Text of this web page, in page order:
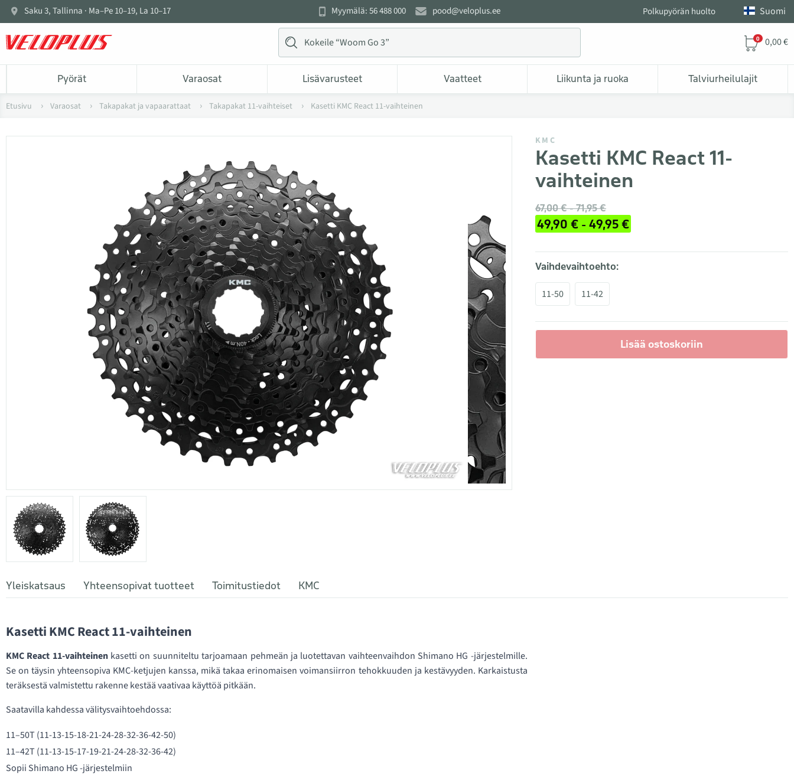
Saku 3, Tallinna · Ma–Pe 10–19, La 10–17 Myymälä: 56 488 000 pood@veloplus.ee Polkupyörän huolto Suomi
0 0,00 €
Pyörät Varaosat Lisävarusteet Vaatteet Liikunta ja ruoka Talviurheilulajit
Etusivu Varaosat Takapakat ja vapaarattaat Takapakat 11-vaihteiset Kasetti KMC React 11-vaihteinen
KMC
Kasetti KMC React 11-
vaihteinen
67,00 € - 71,95 €
49,90 € - 49,95 €
Vaihdevaihtoehto:
11-50 11-42
Lisää ostoskoriin
Yleiskatsaus Yhteensopivat tuotteet Toimitustiedot KMC
Kasetti KMC React 11-vaihteinen
KMC React 11-vaihteinenkasetti on suunniteltu tarjoamaan pehmeän ja luotettavan vaihteenvaihdon Shimano HG -järjestelmille.
Se on täysin yhteensopiva KMC-ketjujen kanssa, mikä takaa erinomaisen voimansiirron tehokkuuden ja kestävyyden. Karkaistusta
teräksestä valmistettu rakenne kestää vaativaa käyttöä pitkään.
Saatavilla kahdessa välitysvaihtoehdossa:
11–50T (11-13-15-18-21-24-28-32-36-42-50)
11–42T (11-13-15-17-19-21-24-28-32-36-42)
Sopii Shimano HG -järjestelmiin